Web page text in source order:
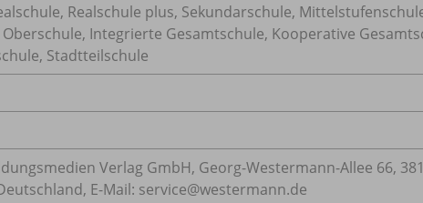
Realschule plus, Sekundarschule,
Integrierte Gesamtschule, Kooperative
Stadtteilschule
Verlag GmbH, Georg-Westermann-Allee 66,
E-Mail: service@westermann.de